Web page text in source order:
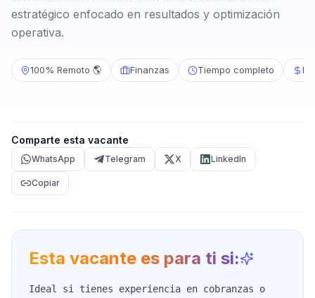
estratégico enfocado en resultados y optimización
operativa.
100% Remoto 🌎 Finanzas Tiempo completo
Comparte esta vacante
WhatsApp Telegram X LinkedIn
Copiar
Esta vacante es para ti si:
Ideal si tienes experiencia en cobranzas o